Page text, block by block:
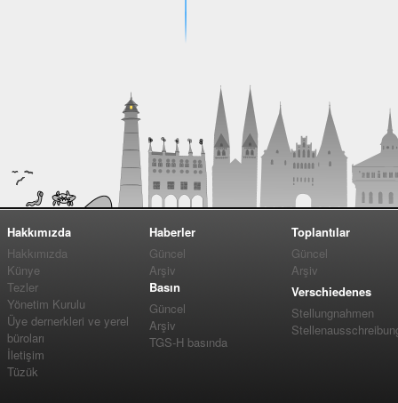
Hakkımızda
Hakkımızda
Künye
Tezler
Yönetim Kurulu
Üye dernerkleri ve yerel
büroları
İletişim
Tüzük
Haberler
Güncel
Arşiv
Basın
Güncel
Arşiv
TGS-H basında
Toplantılar
Güncel
Arşiv
Verschiedenes
Stellungnahmen